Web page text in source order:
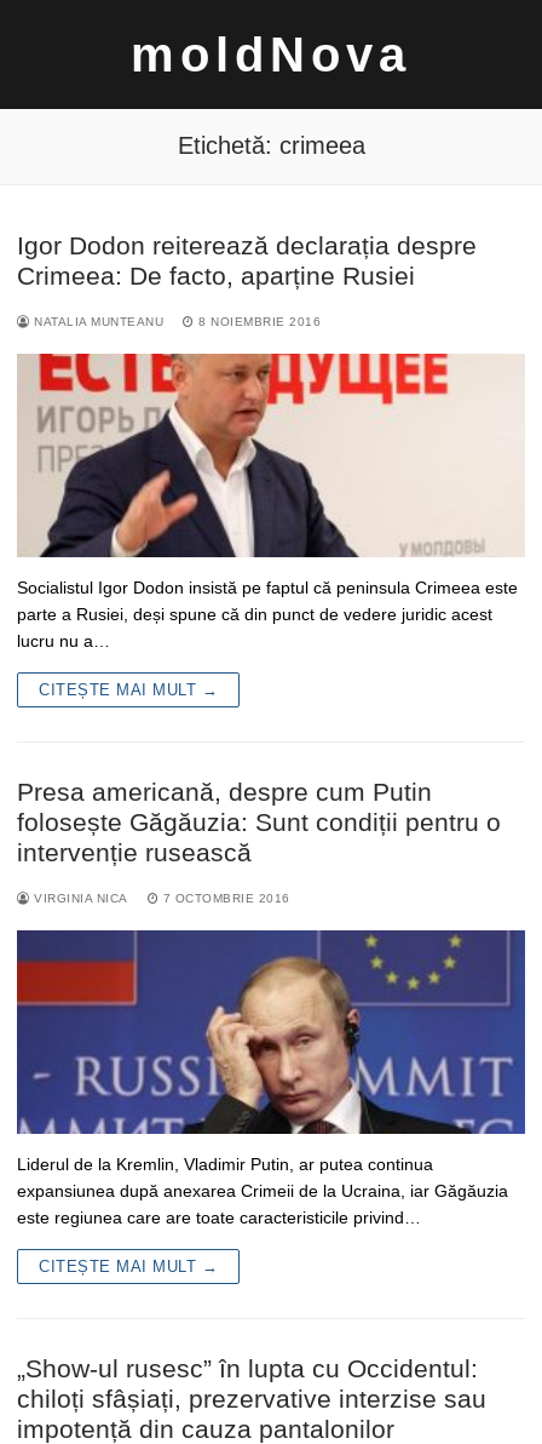
moldNova
Caută
Etichetă: crimeea
Igor Dodon reiterează declarația despre
Crimeea: De facto, aparține Rusiei
NATALIA MUNTEANU 8 NOIEMBRIE 2016
Socialistul Igor Dodon insistă pe faptul că peninsula Crimeea este
parte a Rusiei, deși spune că din punct de vedere juridic acest
lucru nu a…
CITEȘTE MAI MULT →
Presa americană, despre cum Putin
folosește Găgăuzia: Sunt condiții pentru o
intervenție rusească
VIRGINIA NICA 7 OCTOMBRIE 2016
Liderul de la Kremlin, Vladimir Putin, ar putea continua
expansiunea după anexarea Crimeii de la Ucraina, iar Găgăuzia
este regiunea care are toate caracteristicile privind…
CITEȘTE MAI MULT →
„Show-ul rusesc” în lupta cu Occidentul:
chiloți sfâșiați, prezervative interzise sau
impotență din cauza pantalonilor